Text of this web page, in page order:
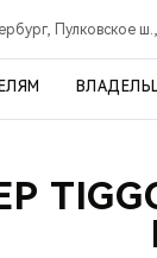
Пулковское